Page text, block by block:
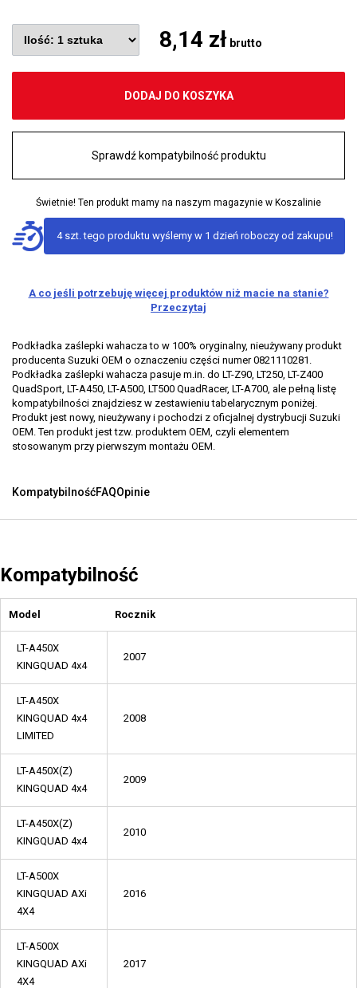
8,14 zł brutto
DODAJ DO KOSZYKA
Sprawdź kompatybilność produktu
Świetnie! Ten produkt mamy na naszym magazynie w Koszalinie
4 szt. tego produktu wyślemy w 1 dzień roboczy od zakupu!
A co jeśli potrzebuję więcej produktów niż macie na stanie?
Przeczytaj
Podkładka zaślepki wahacza to w 100% oryginalny, nieużywany produkt
producenta Suzuki OEM o oznaczeniu części numer 0821110281.
Podkładka zaślepki wahacza pasuje m.in. do LT-Z90, LT250, LT-Z400
QuadSport, LT-A450, LT-A500, LT500 QuadRacer, LT-A700, ale pełną listę
kompatybilności znajdziesz w zestawieniu tabelarycznym poniżej.
Produkt jest nowy, nieużywany i pochodzi z oficjalnej dystrybucji Suzuki
OEM. Ten produkt jest tzw. produktem OEM, czyli elementem
stosowanym przy pierwszym montażu OEM.
KompatybilnośćFAQOpinie
Kompatybilność
Model Rocznik
LT-A450X
KINGQUAD 4x4
2007
LT-A450X
KINGQUAD 4x4
LIMITED
2008
LT-A450X(Z)
KINGQUAD 4x4
2009
LT-A450X(Z)
KINGQUAD 4x4
2010
LT-A500X
KINGQUAD AXi
4X4
2016
LT-A500X
KINGQUAD AXi
4X4
2017